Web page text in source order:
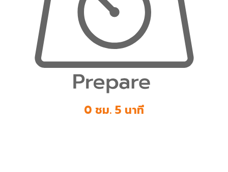
0 ชม. 5 นาที